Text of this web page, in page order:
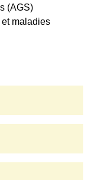
(AGS)
maladies